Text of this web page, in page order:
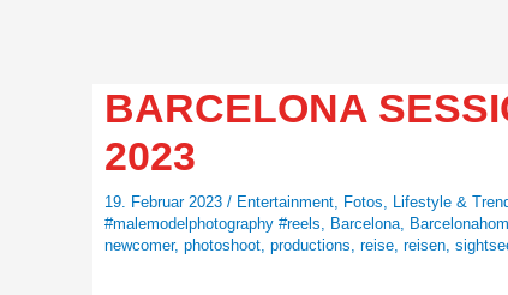
BARCELONA
2023
19. Februar 2023 / Entertainment, Fotos, Lifestyle &
#malemodelphotography #reels, Barcelona,
newcomer, photoshoot, productions, reise, reisen,